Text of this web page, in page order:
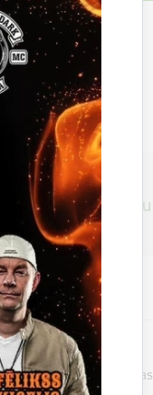
Skatīt
klētī". Beļavas mākslas